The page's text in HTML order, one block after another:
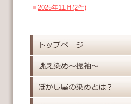
2025年11月(2件)